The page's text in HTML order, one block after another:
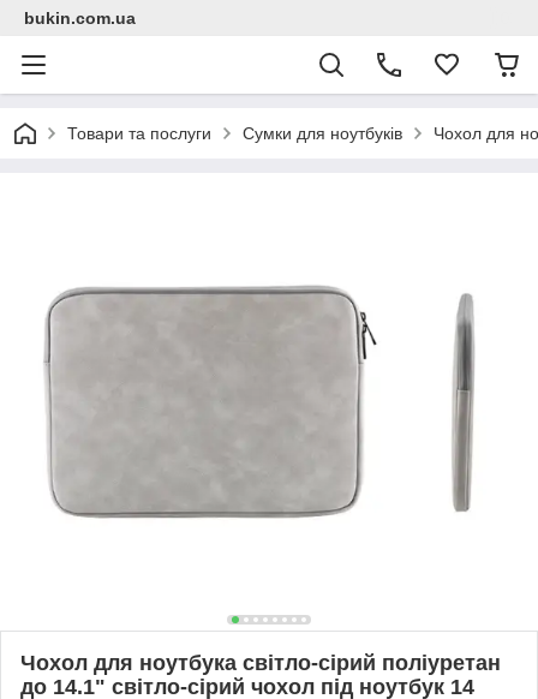
bukin.com.ua
Товари та послуги Сумки для ноутбуків Чохол для
Чохол для ноутбука світло-сірий поліуретан
до 14.1" світло-сірий чохол під ноутбук 14